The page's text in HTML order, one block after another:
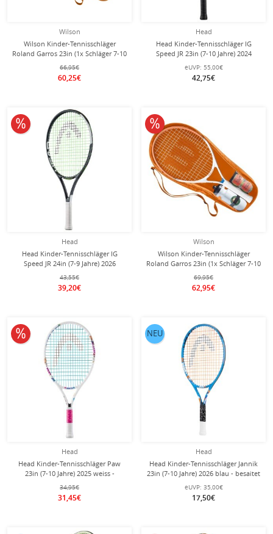
Wilson
Wilson Kinder-Tennisschläger
Roland Garros 23in (1x Schläger 7-10
Jahre + 1x Flasche + 2x Bälle) SET
66,95€
60,25€
Head
Head Kinder-Tennisschläger IG
Speed JR 23in (7-10 Jahre) 2024
schwarz/grau - besaitet -
eUVP: 55,00€
42,75€
Head
Head Kinder-Tennisschläger IG
Speed JR 24in (7-9 Jahre) 2026
schwarz/weiss - besaitet -
43,55€
39,20€
10% reduziert
Wilson
Wilson Kinder-Tennisschläger
Roland Garros 23in (1x Schläger 7-10
Jahre + 1x Flasche + 2x Bälle) 2026
SET
69,95€
62,95€
10% reduziert
Head
Head Kinder-Tennisschläger Paw
23in (7-10 Jahre) 2025 weiss -
besaitet -
34,95€
31,45€
10% reduziert
Head
Head Kinder-Tennisschläger Jannik
23in (7-10 Jahre) 2026 blau - besaitet
-
eUVP: 35,00€
17,50€
NEU